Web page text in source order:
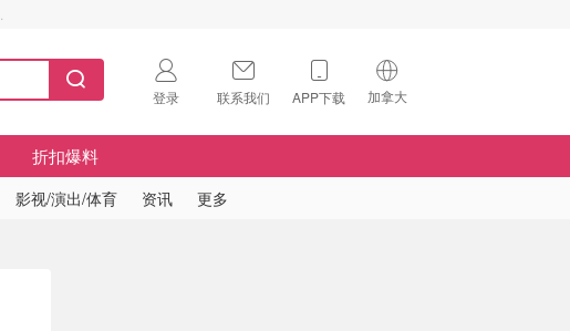
登录 联系我们 APP下载 加拿大
🇺🇸
折扣爆料
影视/演出/体育 资讯 更多